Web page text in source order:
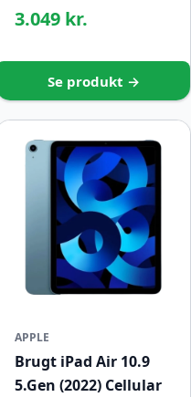
3.049 kr.
Se produkt →
APPLE
Brugt iPad Air 10.9
5.Gen (2022) Cellular